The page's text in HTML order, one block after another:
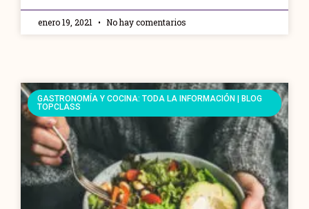
enero 19, 2021 No hay comentarios
GASTRONOMÍA Y COCINA: TODA LA INFORMACIÓN | BLOG
TOPCLASS